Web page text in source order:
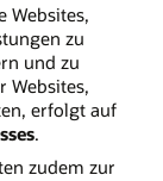
Websites,
zu
und zu
Websites,
erfolgt auf
.
zudem zur